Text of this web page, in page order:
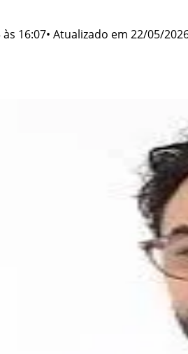
16:07• Atualizado em 22/05/